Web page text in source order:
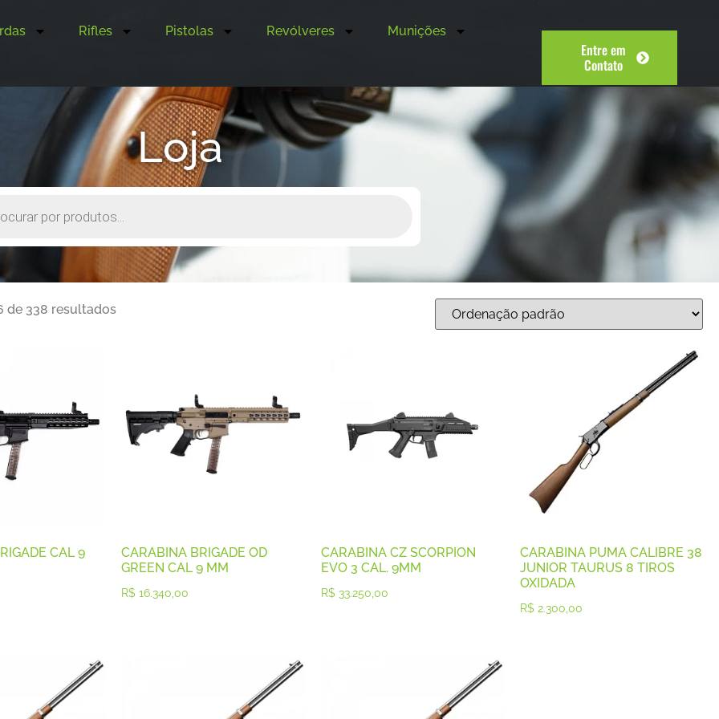
Rifles Pistolas Revólveres Munições
Entre em
Contato
Loja
de 338 resultados
CAL 9
CARABINA BRIGADE OD
GREEN CAL 9 MM
R$ 16.340,00
CARABINA CZ SCORPION
EVO 3 CAL. 9MM
R$ 33.250,00
CARABINA PUMA CALIBRE 38
JUNIOR TAURUS 8 TIROS
OXIDADA
R$ 2.300,00